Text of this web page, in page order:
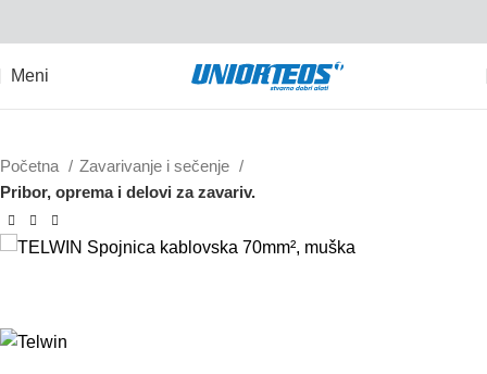
Meni
Početna
Zavarivanje i sečenje
Pribor, oprema i delovi za zavariv.